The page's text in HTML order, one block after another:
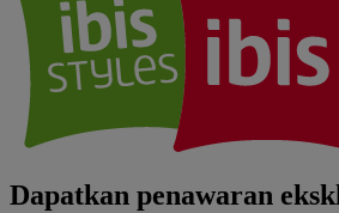
Dapatkan penawaran